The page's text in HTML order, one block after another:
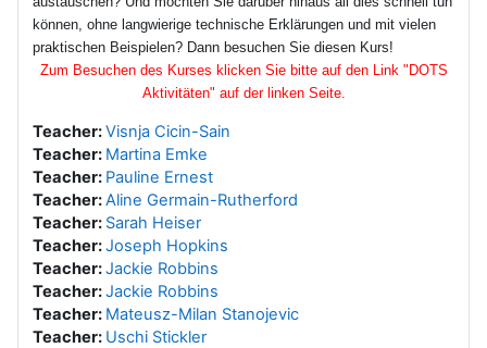
können, ohne langwierige technische Erklärungen und mit vielen
praktischen Beispielen? Dann besuchen Sie diesen Kurs!
Zum Besuchen des Kurses klicken Sie bitte auf den Link "DOTS
Aktivitäten" auf der linken Seite.
Teacher:Visnja Cicin-Sain
Teacher: Martina Emke
Teacher: Pauline Ernest
Teacher:Aline Germain-Rutherford
Teacher: Sarah Heiser
Teacher:Joseph Hopkins
Teacher:Jackie Robbins
Teacher:Jackie Robbins
Teacher: Mateusz-Milan Stanojevic
Teacher: Uschi Stickler